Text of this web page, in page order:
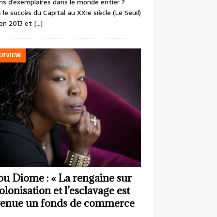
le succès du Capital au XXIe siècle (Le Seuil)
2013 et […]
Diome : « La rengaine sur
et l’esclavage est
un fonds de commerce